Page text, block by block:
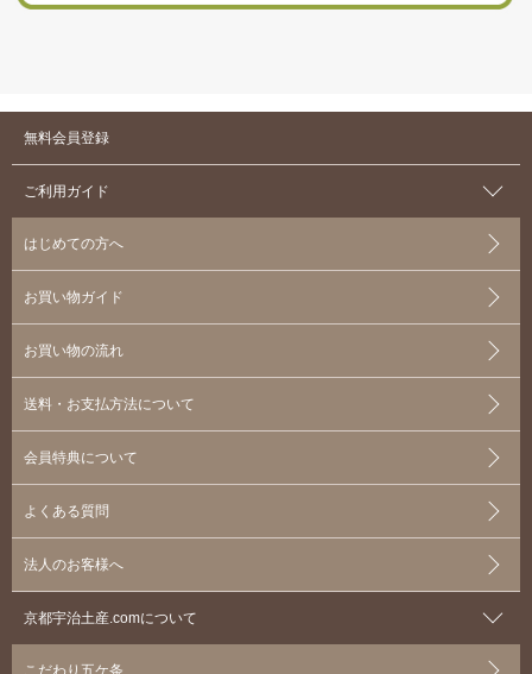
無料会員登録
ご利用ガイド
はじめての方へ
お買い物ガイド
お買い物の流れ
送料・お支払方法について
会員特典について
よくある質問
法人のお客様へ
京都宇治土産.comについて